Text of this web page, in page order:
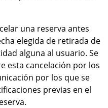
una reserva antes
elegida de retirada de
alguna al usuario. Se
esta cancelación por los
por los que se
previas en el